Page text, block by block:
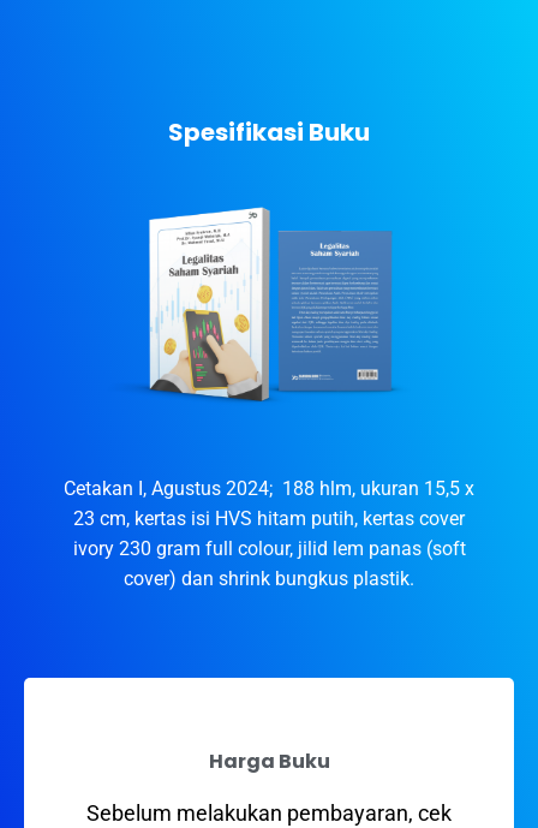
Spesifikasi Buku
Cetakan I, Agustus 2024; 188 hlm, ukuran 15,5 x
23 cm, kertas isi HVS hitam putih, kertas cover
ivory 230 gram full colour, jilid lem panas (soft
cover) dan shrink bungkus plastik.
Harga Buku
Sebelum melakukan pembayaran, cek